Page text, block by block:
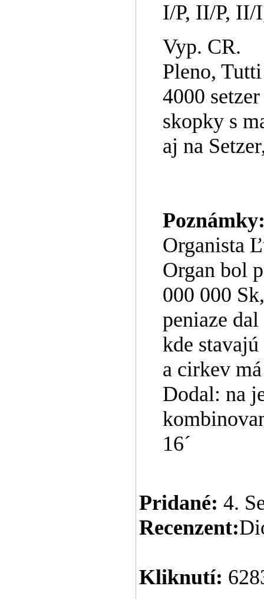
I/P, II/P, II/
Vyp. CR.
Pleno,
4000
skopky s
aj na
Organista
Organ bol
000 000 Sk,
peniaze
kde
a cirkev
Dodal: na
16´
Pridané: 4.
Recenzent:
Kliknutí: